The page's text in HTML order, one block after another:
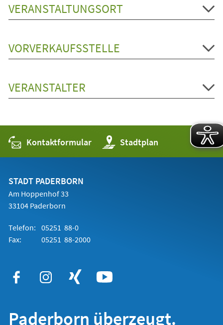
VERANSTALTUNGSORT
VORVERKAUFSSTELLE
VERANSTALTER
Kontaktformular Stadtplan
(Öffnet
in
einem
STADT PADERBORN
Am Hoppenhof 33
33104 Paderborn
Telefon: 05251 88-0
Fax:
05251 88-2000
Paderborn überzeugt.